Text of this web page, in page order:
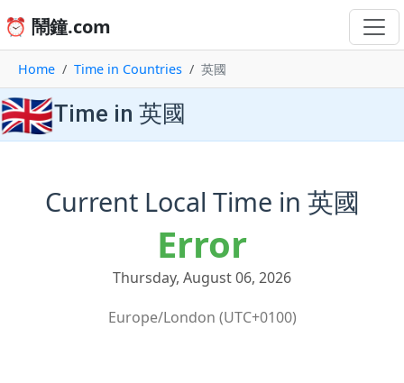
⏰ 鬧鐘.com
Home Time in Countries 英國
🇬🇧Time in 英國
Current Local Time in 英國
Error
Thursday, August 06, 2026
Europe/London (UTC+0100)